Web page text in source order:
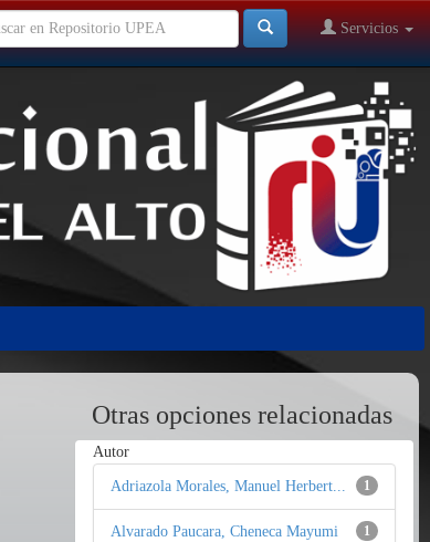
Servicios
Otras opciones relacionadas
Autor
1
Adriazola Morales, Manuel Herbert...
1
Alvarado Paucara, Cheneca Mayumi